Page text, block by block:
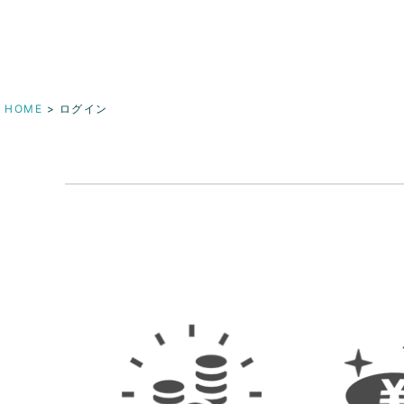
HOME ログイン